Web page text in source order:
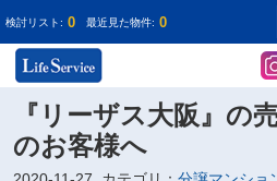
検討リスト: 0 最近見た物件: 0
『リーザス大阪』の
のお客様へ